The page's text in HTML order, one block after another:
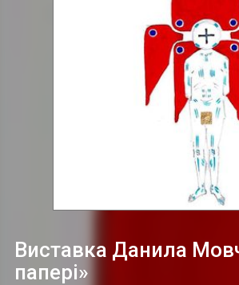
Виставка Данила
папері»